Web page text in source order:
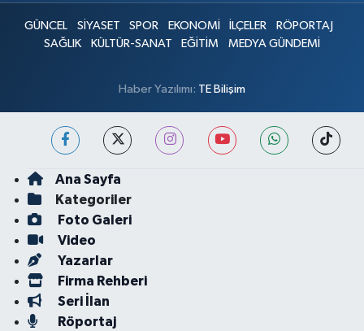
GÜNCEL SİYASET SPOR EKONOMİ İLÇELER
RÖPORTAJ
SAĞLIK
KÜLTÜR-SANAT EĞİTİM MEDYA GÜNDEMİ
Haber Yazılımı: TE Bilişim
Ana Sayfa
Kategoriler
Foto Galeri
Video
Yazarlar
Firma Rehberi
Seri İlan
Röportaj